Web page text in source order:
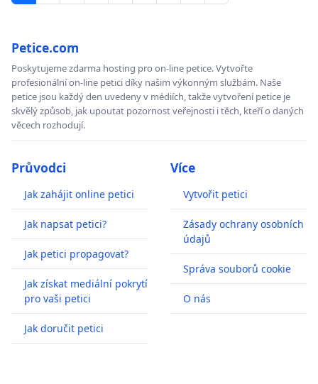
Petice.com
Poskytujeme zdarma hosting pro on-line petice. Vytvořte
profesionální on-line petici díky našim výkonným službám. Naše
petice jsou každý den uvedeny v médiích, takže vytvoření petice je
skvělý způsob, jak upoutat pozornost veřejnosti i těch, kteří o daných
věcech rozhodují.
Průvodci
Jak zahájit online petici
Jak napsat petici?
Jak petici propagovat?
Jak získat mediální pokrytí
pro vaši petici
Jak doručit petici
Více
Vytvořit petici
Zásady ochrany osobních
údajů
Správa souborů cookie
O nás